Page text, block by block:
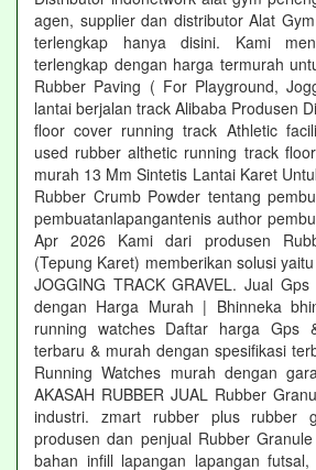
agen, supplier dan distributor Alat
terlengkap hanya disini. Kami
terlengkap dengan harga termurah
Rubber Paving ( For Playground,
lantai berjalan track Alibaba Produsen
floor cover running track Athletic
used rubber althetic running track
murah 13 Mm Sintetis Lantai Karet
Rubber Crumb Powder tentang
pembuatanlapangantenis author
Apr 2026 Kami dari produsen
(Tepung Karet) memberikan solusi
JOGGING TRACK GRAVEL. Jual
dengan Harga Murah | Bhinneka
running watches Daftar harga Gps
terbaru & murah dengan spesifikasi
Running Watches murah dengan
AKASAH RUBBER JUAL Rubber
industri. zmart rubber plus rubber
produsen dan penjual Rubber
bahan infill lapangan lapangan futsal,